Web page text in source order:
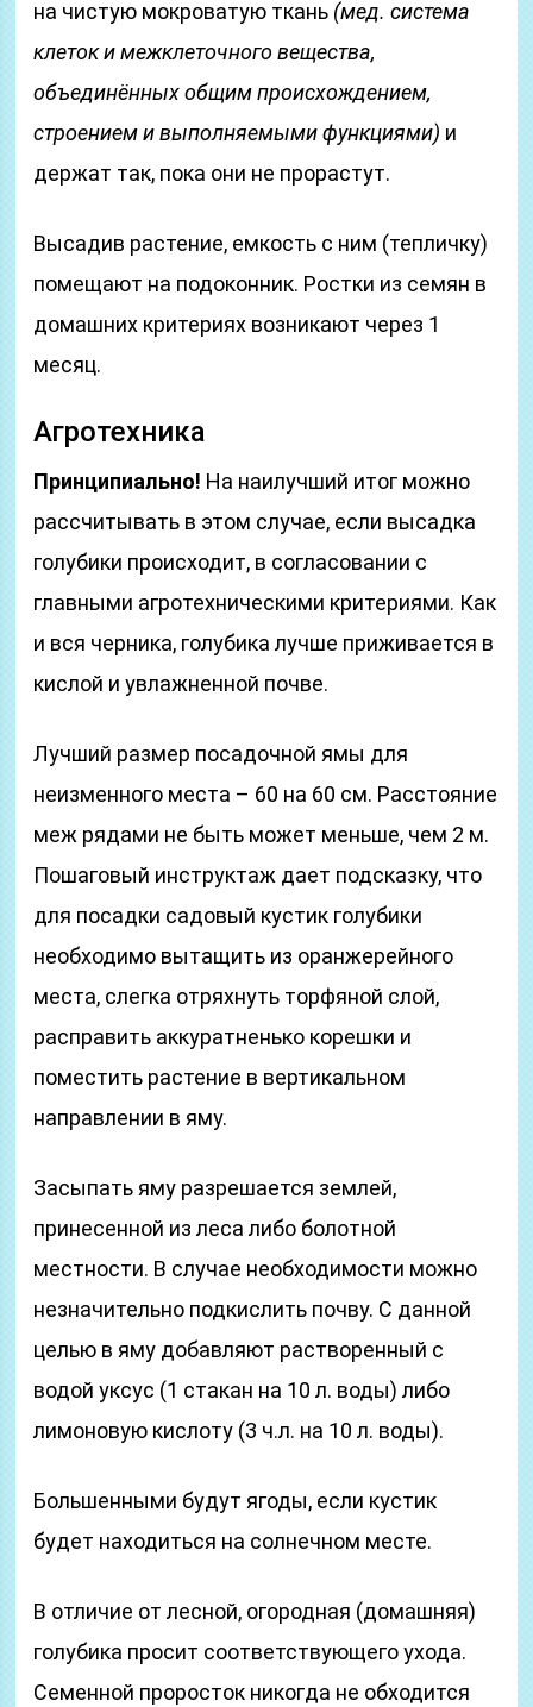
на чистую мокроватую ткань (мед. система
клеток и межклеточного вещества,
объединённых общим происхождением,
строением и выполняемыми функциями) и
держат так, пока они не прорастут.
Высадив растение, емкость с ним (тепличку)
помещают на подоконник. Ростки из семян в
домашних критериях возникают через 1
месяц.
Агротехника
Принципиально! На наилучший итог можно
рассчитывать в этом случае, если высадка
голубики происходит, в согласовании с
главными агротехническими критериями. Как
и вся черника, голубика лучше приживается в
кислой и увлажненной почве.
Лучший размер посадочной ямы для
неизменного места – 60 на 60 см. Расстояние
меж рядами не быть может меньше, чем 2 м.
Пошаговый инструктаж дает подсказку, что
для посадки садовый кустик голубики
необходимо вытащить из оранжерейного
места, слегка отряхнуть торфяной слой,
расправить аккуратненько корешки и
поместить растение в вертикальном
направлении в яму.
Засыпать яму разрешается землей,
принесенной из леса либо болотной
местности. В случае необходимости можно
незначительно подкислить почву. С данной
целью в яму добавляют растворенный с
водой уксус (1 стакан на 10 л. воды) либо
лимоновую кислоту (3 ч.л. на 10 л. воды).
Большенными будут ягоды, если кустик
будет находиться на солнечном месте.
В отличие от лесной, огородная (домашняя)
голубика просит соответствующего ухода.
Семенной проросток никогда не обходится